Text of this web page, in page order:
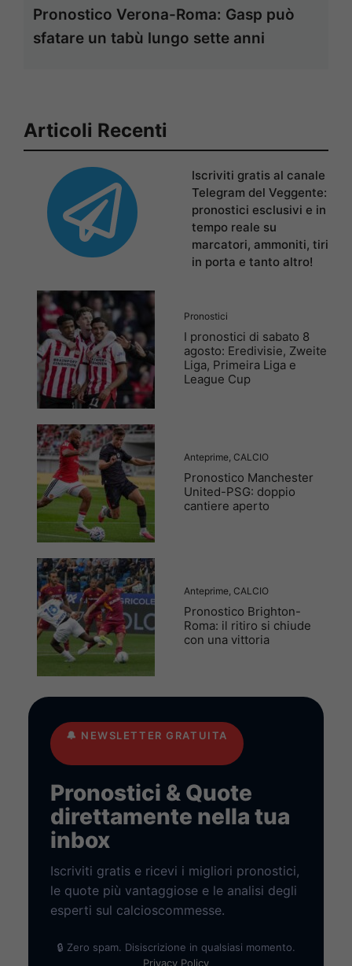
Pronostico Verona-Roma: Gasp può
sfatare un tabù lungo sette anni
Articoli Recenti
Iscriviti gratis al canale
Telegram del Veggente:
pronostici esclusivi e in
tempo reale su
marcatori, ammoniti, tiri
in porta e tanto altro!
Pronostici
I pronostici di sabato 8
agosto: Eredivisie, Zweite
Liga, Primeira Liga e
League Cup
Anteprime CALCIO
Pronostico Manchester
United-PSG: doppio
cantiere aperto
Anteprime CALCIO
Pronostico Brighton-
Roma: il ritiro si chiude
con una vittoria
🔔 NEWSLETTER GRATUITA
Pronostici & Quote
direttamente nella tua
inbox
Iscriviti gratis e ricevi i migliori pronostici,
le quote più vantaggiose e le analisi degli
esperti sul calcioscommesse.
🔒 Zero spam. Disiscrizione in qualsiasi momento.
Privacy Policy